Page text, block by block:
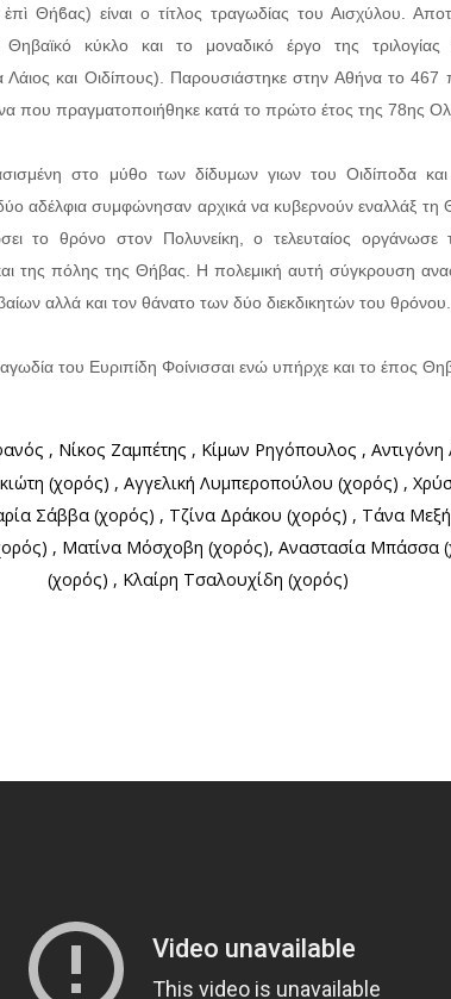
Θήϐας) είναι ο τίτλος τραγωδίας του Αισχύλου.
Θηβαϊκό κύκλο και το μοναδικό έργο της
Λάιος και Οιδίπους). Παρουσιάστηκε στην Αθήνα το
που πραγματοποιήθηκε κατά το πρώτο έτος της 78ης
στο μύθο των δίδυμων γιων του Οιδίποδα
αδέλφια συμφώνησαν αρχικά να κυβερνούν εναλλάξ
το θρόνο στον Πολυνείκη, ο τελευταίος οργάνωσε
της πόλης της Θήβας. Η πολεμική αυτή σύγκρουση
αλλά και τον θάνατο των δύο διεκδικητών του θρόνου.
του Ευριπίδη Φοίνισσαι ενώ υπήρχε και το έπος
, Νίκος Ζαμπέτης , Κίμων Ρηγόπουλος ,
(χορός) , Αγγελική Λυμπεροπούλου (χορός) ,
Σάββα (χορός) , Τζίνα Δράκου (χορός) , Τάνα
, Ματίνα Μόσχοβη (χορός), Αναστασία Μπάσσα
(χορός) , Κλαίρη Τσαλουχίδη (χορός)